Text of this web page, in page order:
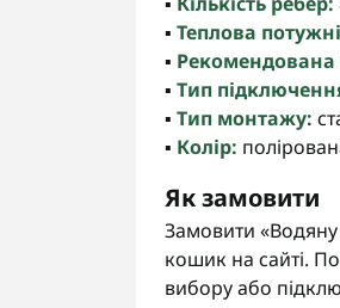
▪️ Теплова
▪️ Рекомендована
▪️ Тип
▪️ Тип монтажу:
▪️ Колір:
Як замовити
Замовити
кошик на сайті.
вибору або